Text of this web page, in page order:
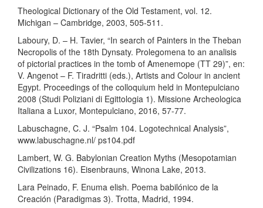
Theological Dictionary of the Old Testament, vol. 12.
Michigan – Cambridge, 2003, 505-511.
Laboury, D. – H. Tavier, “In search of Painters in the Theban
Necropolis of the 18th Dynsaty. Prolegomena to an analisis
of pictorial practices in the tomb of Amenemope (TT 29)”, en:
V. Angenot – F. Tiradritti (eds.), Artists and Colour in ancient
Egypt. Proceedings of the colloquium held in Montepulciano
2008 (Studi Poliziani di Egittologia 1). Missione Archeologica
Italiana a Luxor, Montepulciano, 2016, 57-77.
Labuschagne, C. J. “Psalm 104. Logotechnical Analysis”,
www.labuschagne.nl/ ps104.pdf
Lambert, W. G. Babylonian Creation Myths (Mesopotamian
Civilizations 16). Eisenbrauns, Winona Lake, 2013.
Lara Peinado, F. Enuma elish. Poema babilónico de la
Creación (Paradigmas 3). Trotta, Madrid, 1994.